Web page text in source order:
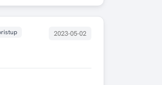
2023-05-02